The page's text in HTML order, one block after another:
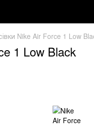
Nike Air Force 1 Low
1 Low Black